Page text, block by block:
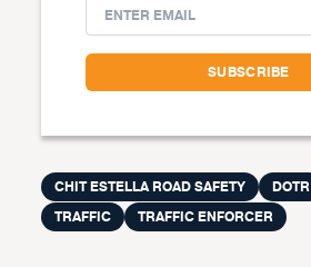
CHIT ESTELLA ROAD SAFETY DOTR
TRAFFIC
TRAFFIC ENFORCER